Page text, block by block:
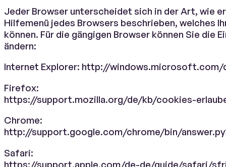
Jeder Browser unterscheidet sich in der Art, wie
Hilfemenü jedes Browsers beschrieben, welches
können. Für die gängigen Browser können Sie die
ändern:
Internet Explorer: http://
Firefox:
https://support.mozilla.org/de/kb/cookies-
Chrome:
http://support.google.com/chrome/bin/
Safari:
https://support.apple.com/de-de/guide/safari/